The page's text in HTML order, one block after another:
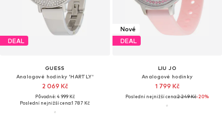
DEAL
GUESS
Analogové hodinky 'HARTLY'
2 069 Kč
Původně: 4 999 Kč
Poslední nejnižší cena:1 787 Kč
Nové
DEAL
LIU JO
Analogové hodinky
1 799 Kč
Poslední nejnižší cena:2 249 Kč-20%